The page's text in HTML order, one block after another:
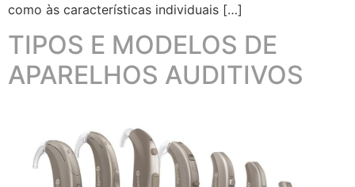
como às características individuais […]
TIPOS E MODELOS DE
APARELHOS AUDITIVOS